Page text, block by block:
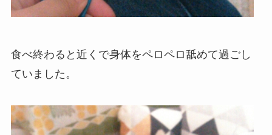
食べ終わると近くで身体をペロペロ舐めて過ごし
ていました。